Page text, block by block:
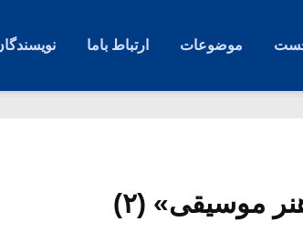
موضوعات ارتباط باما
موسیقی» (۲)